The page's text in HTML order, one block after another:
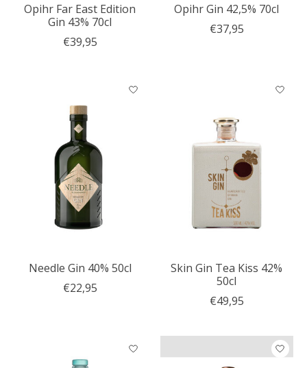
Opihr Far East Edition
Gin 43% 70cl
€39,95
Opihr Gin 42,5% 70cl
€37,95
Needle Gin 40% 50cl
€22,95
Skin Gin Tea Kiss 42%
50cl
€49,95